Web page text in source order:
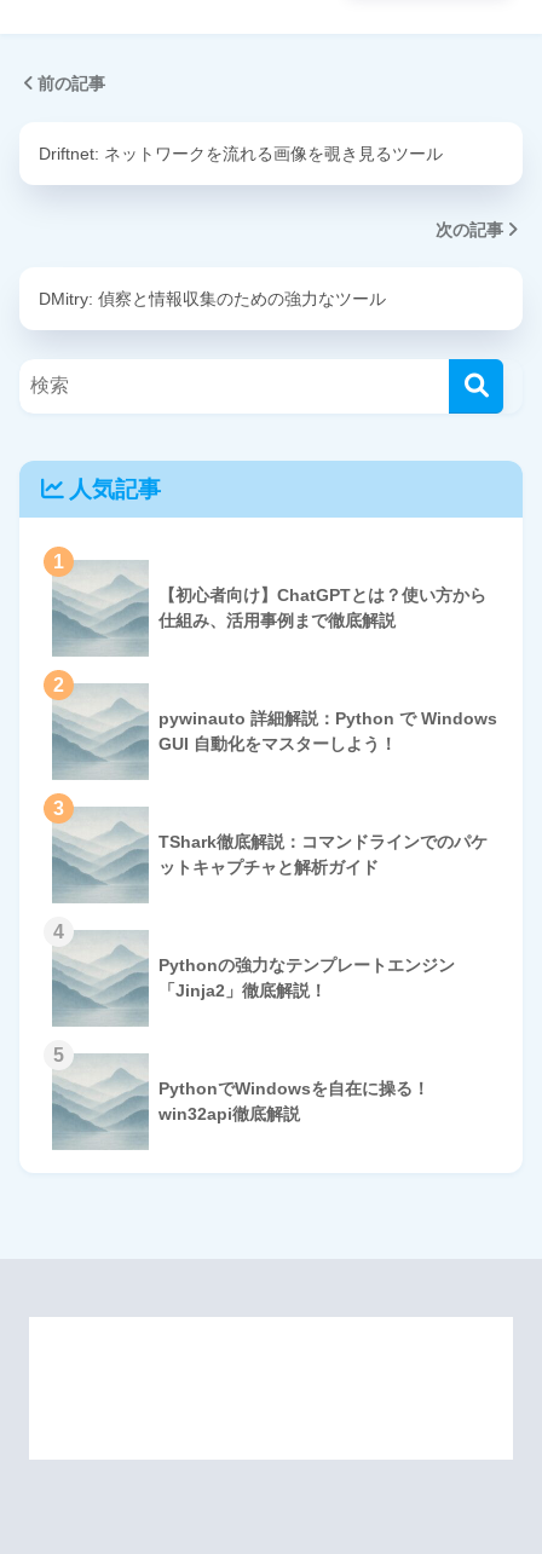
前の記事
Driftnet: ネットワークを流れる画像を覗き見るツール
次の記事
DMitry: 偵察と情報収集のための強力なツール
人気記事
1
【初心者向け】ChatGPTとは？使い方から
仕組み、活用事例まで徹底解説
2
pywinauto 詳細解説：Python で Windows
GUI 自動化をマスターしよう！
3
TShark徹底解説：コマンドラインでのパケ
ットキャプチャと解析ガイド
4
Pythonの強力なテンプレートエンジン
「Jinja2」徹底解説！
5
PythonでWindowsを自在に操る！
win32api徹底解説